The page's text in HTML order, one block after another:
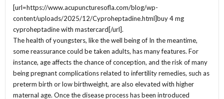
[url=https://www.acupuncturesofla.com/blog/wp-
content/uploads/2025/12/Cyproheptadine.html]buy 4 mg
cyproheptadine with mastercard[/url].
The health of youngsters, like the well being of In the meantime,
some reassurance could be taken adults, has many features. For
instance, age affects the chance of conception, and the risk of many
being pregnant complications related to infertility remedies, such as
preterm birth or low birthweight, are also elevated with higher
maternal age. Once the disease process has been introduced